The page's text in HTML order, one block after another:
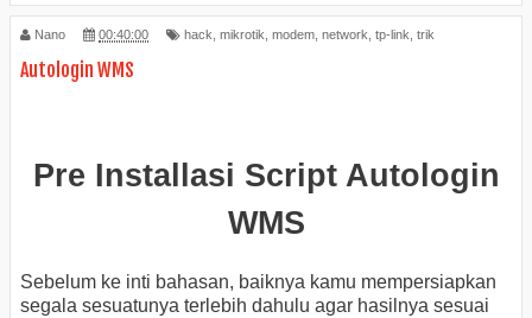
Nano 00:40:00 hack mikrotik modem network tp-link trik
Autologin WMS
Pre Installasi Script Autologin
WMS
Sebelum ke inti bahasan, baiknya kamu mempersiapkan
segala sesuatunya terlebih dahulu agar hasilnya sesuai